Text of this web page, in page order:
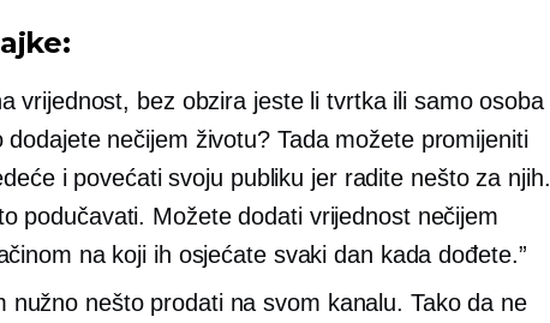
vrijednost, bez obzira jeste li tvrtka ili samo osoba
dodajete nečijem životu? Tada možete promijeniti
i povećati svoju publiku jer radite nešto za njih.
podučavati. Možete dodati vrijednost nečijem
na koji ih osjećate svaki dan kada dođete.”
nužno nešto prodati na svom kanalu. Tako da ne